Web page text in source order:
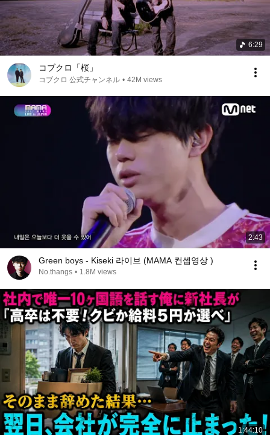
6:29
コブクロ「桜」
コブクロ 公式チャンネル • 42M views
2:43
Green boys - Kiseki 라이브 (MAMA 컨셉영상 )
No.thangs • 1.8M views
1:44:10